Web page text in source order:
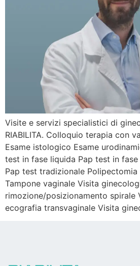
Visite e servizi specialistici di
RIABILITA. Colloquio terapia con
Esame istologico Esame
test in fase liquida Pap test in
Pap test tradizionale
Tampone vaginale Visita
rimozione/posizionamento spirale
ecografia transvaginale Visita